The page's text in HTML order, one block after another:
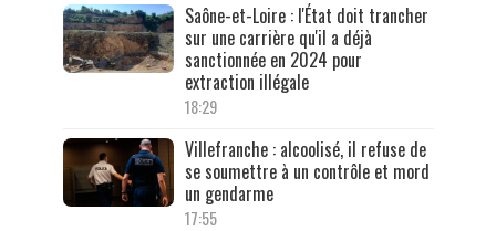
Saône-et-Loire : l'État doit trancher
sur une carrière qu'il a déjà
sanctionnée en 2024 pour
extraction illégale
18:29
Villefranche : alcoolisé, il refuse de
se soumettre à un contrôle et mord
un gendarme
17:55